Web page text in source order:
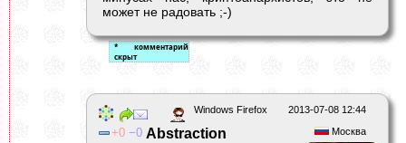
может не радовать ;-)
2013-07-08 12:44
Windows Firefox
Москва
0 0 Abstraction